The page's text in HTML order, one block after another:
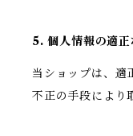
5. 個人情報の適正
当ショップは、適
不正の手段により